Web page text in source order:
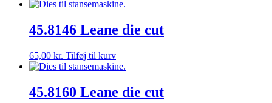
45.8146 Leane die cut
65,00 kr. Tilføj til kurv
45.8160 Leane die cut